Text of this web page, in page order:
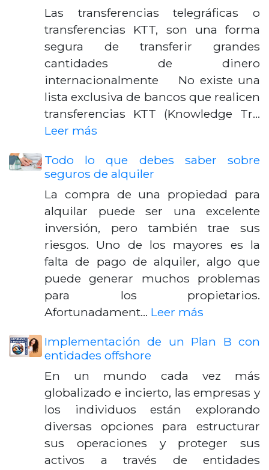
Las transferencias telegráficas o
transferencias KTT, son una forma
segura de transferir grandes
cantidades de dinero
internacionalmente No existe una
lista exclusiva de bancos que realicen
transferencias KTT (Knowledge Tr…
Leer más
Todo lo que debes saber sobre
seguros de alquiler
La compra de una propiedad para
alquilar puede ser una excelente
inversión, pero también trae sus
riesgos. Uno de los mayores es la
falta de pago de alquiler, algo que
puede generar muchos problemas
para los propietarios.
Afortunadament… Leer más
Implementación de un Plan B con
entidades offshore
En un mundo cada vez más
globalizado e incierto, las empresas y
los individuos están explorando
diversas opciones para estructurar
sus operaciones y proteger sus
activos a través de entidades